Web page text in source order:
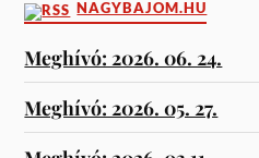
NAGYBAJOM.HU
Meghívó: 2026. 06. 24.
Meghívó: 2026. 05. 27.